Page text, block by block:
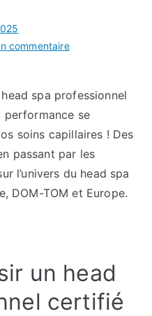
commentairesur
découverte
du
head
spa
spa professionnel
se
soins capillaires ! Des
passant par les
l’univers du head spa
DOM-TOM et Europe.
un head
certifié